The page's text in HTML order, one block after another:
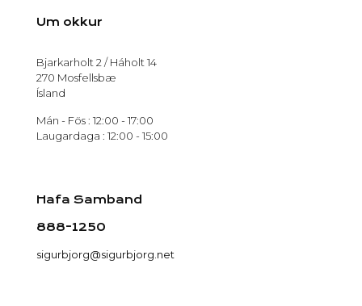
Um okkur
Bjarkarholt 2 / Háholt 14
270 Mosfellsbæ
Ísland
Mán - Fös : 12:00 - 17:00
Laugardaga : 12:00 - 15:00
Hafa Samband
888-1250
sigurbjorg@sigurbjorg.net